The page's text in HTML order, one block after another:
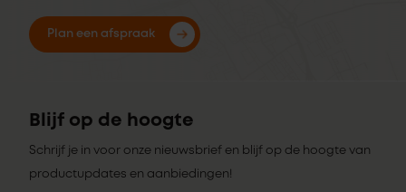
Plan een afspraak
Blijf op de hoogte
Schrijf je in voor onze nieuwsbrief en blijf op de hoogte van
productupdates en aanbiedingen!